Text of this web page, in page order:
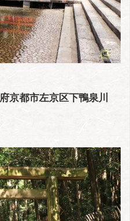
京都市左京区下鴨泉川